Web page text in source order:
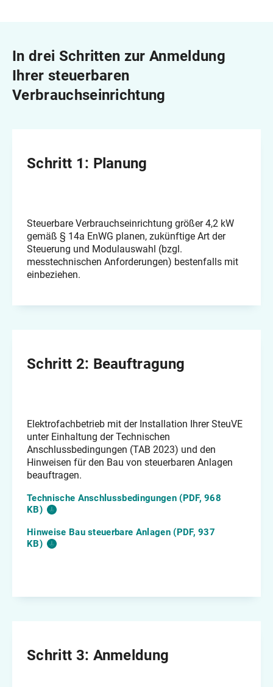
In drei Schritten zur Anmeldung
Ihrer steuerbaren
Verbrauchseinrichtung
Schritt 1: Planung
Steuerbare Verbrauchseinrichtung größer 4,2 kW
gemäß § 14a EnWG planen, zukünftige Art der
Steuerung und Modulauswahl (bzgl.
messtechnischen Anforderungen) bestenfalls mit
einbeziehen.
Schritt 2: Beauftragung
Elektrofachbetrieb mit der Installation Ihrer SteuVE
unter Einhaltung der Technischen
Anschlussbedingungen (TAB 2023) und den
Hinweisen für den Bau von steuerbaren Anlagen
beauftragen.
Technische Anschlussbedingungen (PDF, 968
KB)
Hinweise Bau steuerbare Anlagen (PDF, 937
KB)
Schritt 3: Anmeldung